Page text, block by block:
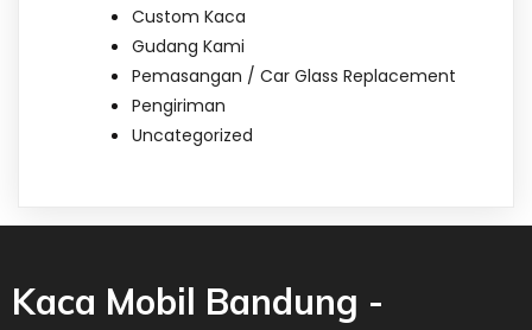
Custom Kaca
Gudang Kami
Pemasangan / Car Glass Replacement
Pengiriman
Uncategorized
Kaca Mobil Bandung -